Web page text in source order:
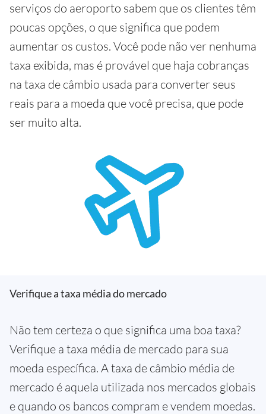
serviços do aeroporto sabem que os clientes têm
poucas opções, o que significa que podem
aumentar os custos. Você pode não ver nenhuma
taxa exibida, mas é provável que haja cobranças
na taxa de câmbio usada para converter seus
reais para a moeda que você precisa, que pode
ser muito alta.
Verifique a taxa média do mercado
Não tem certeza o que significa uma boa taxa?
Verifique a taxa média de mercado para sua
moeda específica. A taxa de câmbio média de
mercado é aquela utilizada nos mercados globais
e quando os bancos compram e vendem moedas.